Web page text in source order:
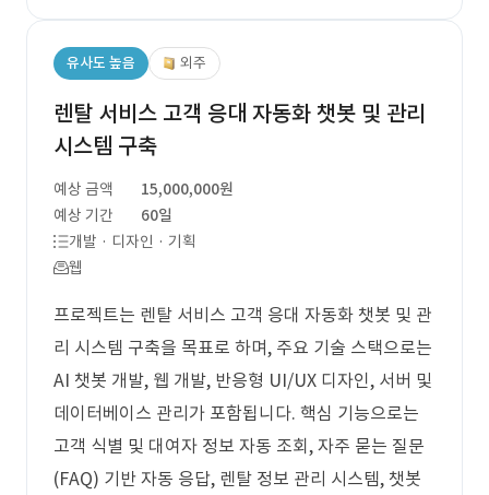
유사도 높음 외주
렌탈 서비스 고객 응대 자동화 챗봇 및 관리
시스템 구축
예상 금액
15,000,000원
예상 기간
60일
개발 · 디자인 · 기획
웹
프로젝트는 렌탈 서비스 고객 응대 자동화 챗봇 및 관
리 시스템 구축을 목표로 하며, 주요 기술 스택으로는
AI 챗봇 개발, 웹 개발, 반응형 UI/UX 디자인, 서버 및
데이터베이스 관리가 포함됩니다. 핵심 기능으로는
고객 식별 및 대여자 정보 자동 조회, 자주 묻는 질문
(FAQ) 기반 자동 응답, 렌탈 정보 관리 시스템, 챗봇